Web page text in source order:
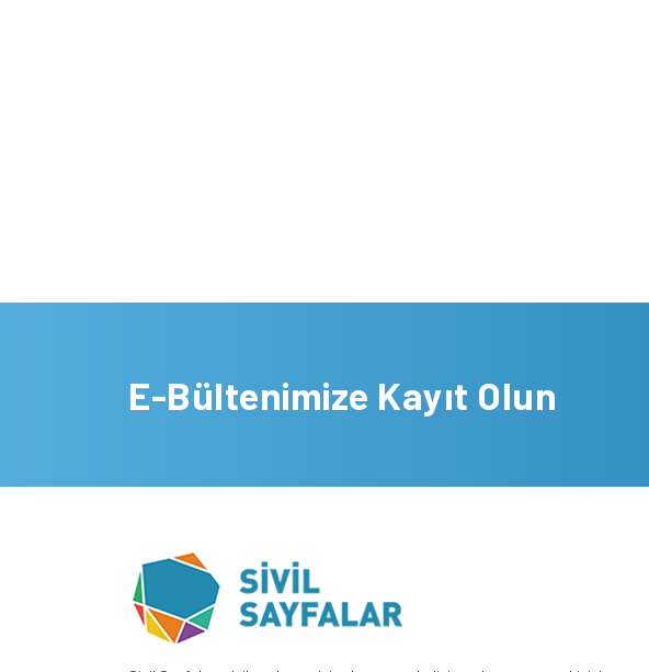
E-Bültenimize Kayıt Olun